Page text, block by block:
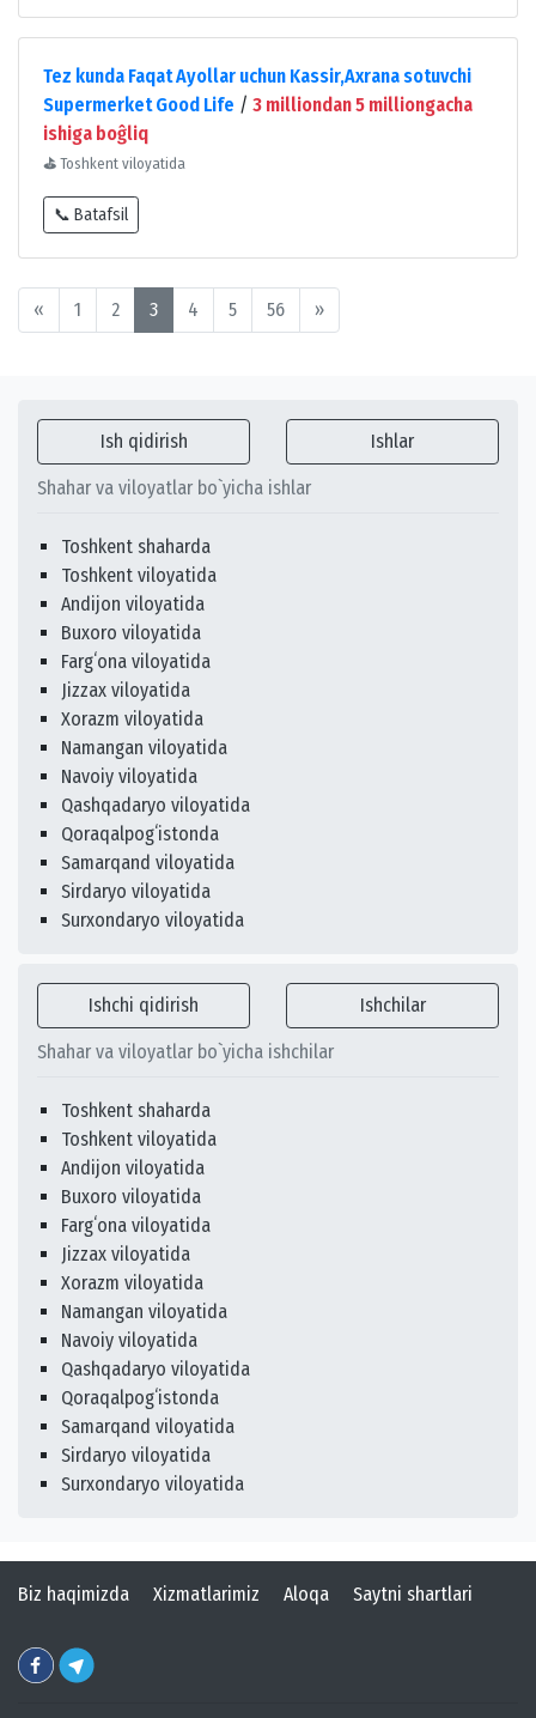
Tez kunda Faqat Ayollar uchun Kassir,Axrana sotuvchi
Supermerket Good Life / 3 milliondan 5 milliongacha
ishiga boĝliq
⛳ Toshkent viloyatida
📞 Batafsil
« 1 2 3 4 5 56 »
Ish qidirish Ishlar
Shahar va viloyatlar bo`yicha ishlar
Toshkent shaharda
Toshkent viloyatida
Andijon viloyatida
Buxoro viloyatida
Fargʻona viloyatida
Jizzax viloyatida
Xorazm viloyatida
Namangan viloyatida
Navoiy viloyatida
Qashqadaryo viloyatida
Qoraqalpogʻistonda
Samarqand viloyatida
Sirdaryo viloyatida
Surxondaryo viloyatida
Ishchi qidirish Ishchilar
Shahar va viloyatlar bo`yicha ishchilar
Toshkent shaharda
Toshkent viloyatida
Andijon viloyatida
Buxoro viloyatida
Fargʻona viloyatida
Jizzax viloyatida
Xorazm viloyatida
Namangan viloyatida
Navoiy viloyatida
Qashqadaryo viloyatida
Qoraqalpogʻistonda
Samarqand viloyatida
Sirdaryo viloyatida
Surxondaryo viloyatida
Biz haqimizda Xizmatlarimiz Aloqa Saytni shartlari